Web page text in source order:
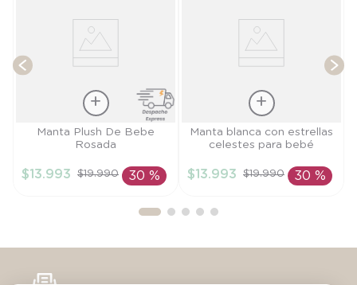
Talla
AÑADIR AL
Manta Plush De Bebe
Rosada
$13.993 $19.990 30 %
Talla
AÑADIR AL
Manta blanca con estrellas
celestes para bebé
$13.993 $19.990 30 %